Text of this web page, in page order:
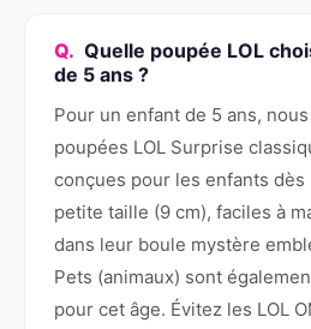
Quelle poupée LOL
de 5 ans ?
Pour un enfant de 5 ans,
poupées LOL Surprise
conçues pour les enfants dès
petite taille (9 cm), faciles à
dans leur boule mystère
Pets (animaux) sont
pour cet âge. Évitez les LOL